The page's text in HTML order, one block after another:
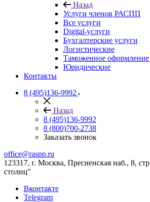
Назад
Услуги членов РАСПП
Все услуги
Digital-услуги
Бухгалтерские услуги
Логистические
Таможенное оформление
Юридические
Контакты
8 (495)136-9992
Назад
8 (495)136-9992
8 (800)700-2738
Заказать звонок
office@raspp.ru
123317, г. Москва, Пресненская наб., 8,
столиц"
Вконтакте
Telegram